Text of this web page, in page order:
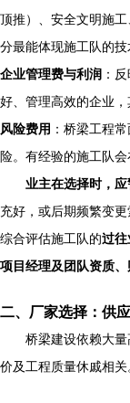
顶推）、安全文明施
分最能体现施工队的技
企业管理费与利润 ：
好、管理高效的企业，
风险费用 ：桥梁工程
险。有经验的施工队
业主在选择时，
充好，或后期频繁变
综合评估施工队的过往
项目经理及团队资质
二、厂家选择：供
桥梁建设依赖大
价及工程质量休戚相关